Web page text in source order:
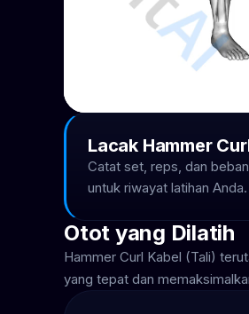
Lacak Hammer
Catat set, reps, dan
untuk riwayat latihan Anda.
Otot yang Dilatih
Hammer Curl Kabel (Tali)
yang tepat dan